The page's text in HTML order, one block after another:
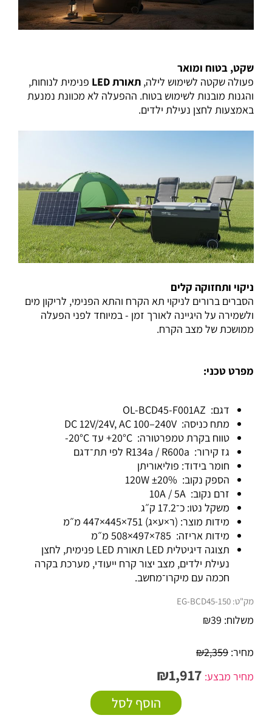
שקט, בטוח ומואר
פעולה שקטה לשימוש לילה, תאורת LED
פנימית לנוחות,
והגנות מובנות לשימוש בטוח. ההפעלה לא מכוונת נמנעת
באמצעות לחצן נעילת ילדים.
ניקוי ותחזוקה קלים
הסברים ברורים לניקוי תא הקרח והתא הפנימי, לריקון מים
ולשמירה על היגיינה לאורך זמן - במיוחד לפני הפעלה
ממושכת של מצב הקרח.
מפרט טכני:
דגם: OL-BCD45-F001AZ
מתח כניסה: DC 12V/24V, AC 100–240V
טווח בקרת טמפרטורה: ‎+20°C עד ‎-20°C
גז קירור: R134a / R600a לפי תת־דגם
חומר בידוד: פוליאוריתן
הספק נקוב: ‎120W ±20%
זרם נקוב: ‎10A / 5A
משקל נטו: כ־17.2 ק״ג
מידות מוצר: (ר×ע×ג) ‎447×445×751 מ״מ
מידות אריזה: ‎508×497×785 מ״מ
תצוגה דיגיטלית LED תאורת LED פנימית, לחצן
נעילת ילדים, מצב יצור קרח ייעודי, מערכת בקרה
חכמה עם מיקרו־מחשב.
מק"ט: 150-EG-BCD45
משלוח: ₪39
מחיר: ₪2,359
מחיר מבצע:
₪1,917
הוסף לסל